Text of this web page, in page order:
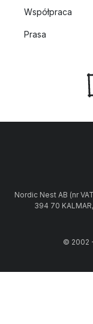
Współpraca
Prasa
Nordic Nest AB (nr
394 70
© 2002